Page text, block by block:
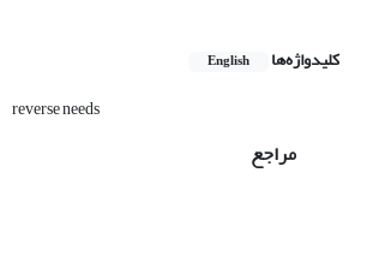
کلیدواژه‌ها English
reverse needs
مراجع